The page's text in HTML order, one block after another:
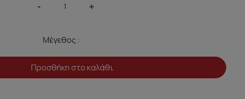
- +
Μέγεθος :
Προσθήκη στο καλάθι